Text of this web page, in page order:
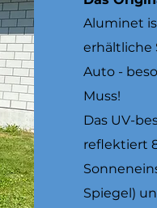
Aluminet
erhältliche
Auto -
Muss!
Das UV-
reflektiert
Spiegel)